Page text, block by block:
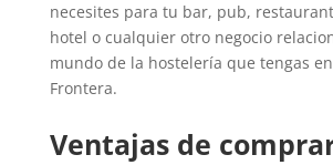
necesites para tu bar, pub,
hotel o cualquier otro negocio
mundo de la hostelería que tengas
Frontera.
Ventajas de